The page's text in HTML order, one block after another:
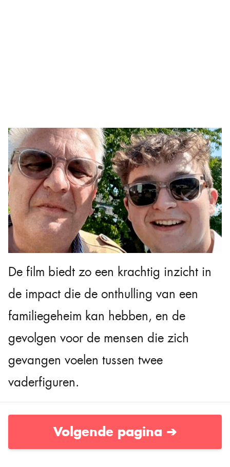
De film biedt zo een krachtig inzicht in
de impact die de onthulling van een
familiegeheim kan hebben, en de
gevolgen voor de mensen die zich
gevangen voelen tussen twee
vaderfiguren.
Volgende pagina ➔